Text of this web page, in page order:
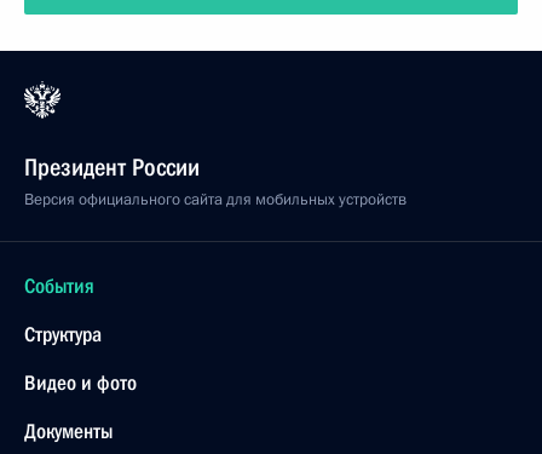
Президент России
Версия официального сайта для мобильных устройств
События
Структура
Видео и фото
Документы